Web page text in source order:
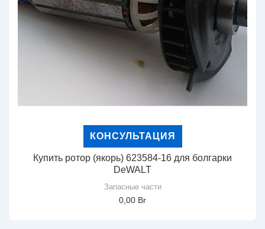
КОНСУЛЬТАЦИЯ
Купить ротор (якорь) 623584-16 для болгарки
DeWALT
Запасные части
0,00 Br